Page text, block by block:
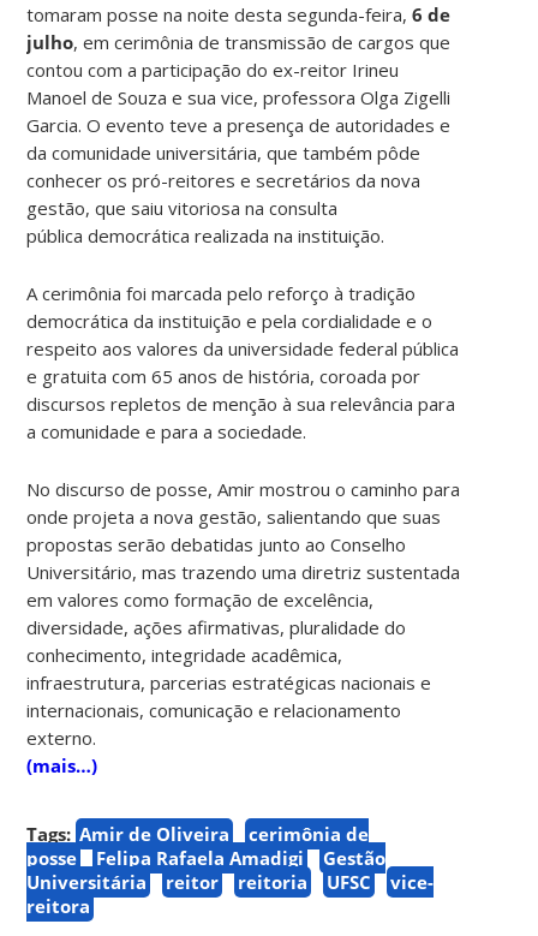
tomaram posse na noite desta segunda-feira,6 de
julho, em cerimônia de transmissão de cargos que
contou com a participação do ex-reitor Irineu
Manoel de Souza e sua vice, professora Olga Zigelli
Garcia. O evento teve a presença de autoridades e
da comunidade universitária, que também pôde
conhecer os pró-reitores e secretários da nova
gestão, que saiu vitoriosa na consulta
pública democrática realizada na instituição.
A cerimônia foi marcada pelo reforço à tradição
democrática da instituição e pela cordialidade e o
respeito aos valores da universidade federal pública
e gratuita com 65 anos de história, coroada por
discursos repletos de menção à sua relevância para
a comunidade e para a sociedade.
No discurso de posse, Amir mostrou o caminho para
onde projeta a nova gestão, salientando que suas
propostas serão debatidas junto ao Conselho
Universitário, mas trazendo uma diretriz sustentada
em valores como formação de excelência,
diversidade, ações afirmativas, pluralidade do
conhecimento, integridade acadêmica,
infraestrutura, parcerias estratégicas nacionais e
internacionais, comunicação e relacionamento
externo.
(mais…)
Tags: Amir de Oliveira
cerimônia de
posse
Felipa Rafaela Amadigi
Gestão
Universitária
reitor reitoria UFSC
vice-
reitora